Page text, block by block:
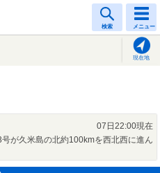
検索 メニュー
現在地
07日22:00現在
が久米島の北約100kmを西北西に進ん